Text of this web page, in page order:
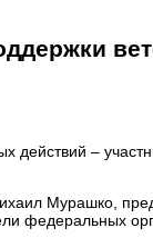
действий –
Мурашко,
федеральных